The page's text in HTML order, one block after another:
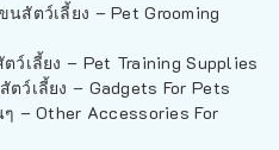
สัตว์เลี้ยง – Pet Grooming
ว์เลี้ยง – Pet Training Supplies
ตว์เลี้ยง – Gadgets For Pets
– Other Accessories For